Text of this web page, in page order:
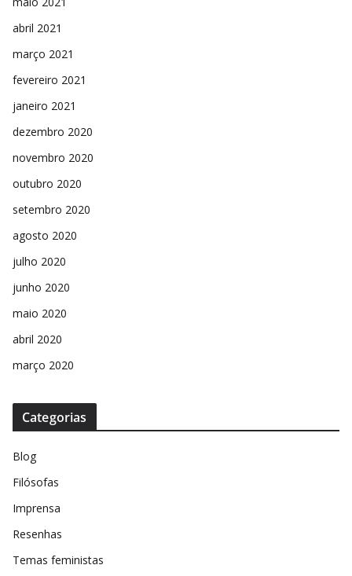
abril 2021
março 2021
fevereiro 2021
janeiro 2021
dezembro 2020
novembro 2020
outubro 2020
setembro 2020
agosto 2020
julho 2020
junho 2020
maio 2020
abril 2020
março 2020
Categorias
Blog
Filósofas
Imprensa
Resenhas
Temas feministas